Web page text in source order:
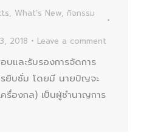
, What's New, กิจกรรม
2018 Leave a comment
และรับรองการจัดการ
ยิบซั่ม โดยมี นายปัญจะ
รื่องกล) เป็นผู้ชำนาญการ